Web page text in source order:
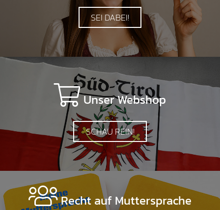
SEI DABEI!
Unser Webshop
SCHAU REIN!
Recht auf Muttersprache